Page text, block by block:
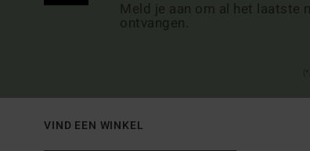
Meld je aan om al het laatste
ontvangen.
VIND EEN WINKEL